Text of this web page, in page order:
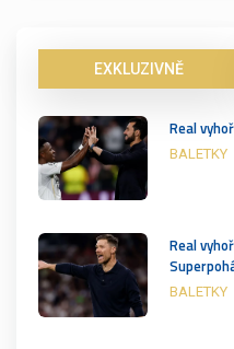
EXKLUZIVNĚ
Real
BALETKY
Real
BALETKY